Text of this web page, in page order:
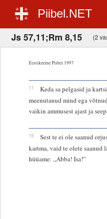
Piibel.NET
Js 57,11;Rm 8,15 (2
Eestikeelne Piibel 1997
11
Keda sa pelgasid ja
meenutanud mind ega
vaikin ammusest ajast ja
15
Sest te ei ole saanud
kartma, vaid te olete saanud
hüüame: „Abba! Isa!”